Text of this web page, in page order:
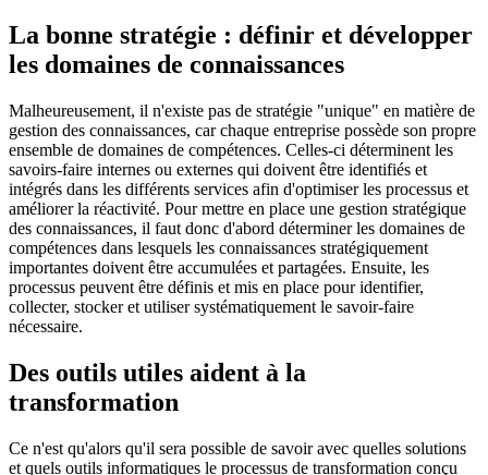
La bonne stratégie : définir et développer
les domaines de connaissances
Malheureusement, il n'existe pas de stratégie "unique" en matière de
gestion des connaissances, car chaque entreprise possède son propre
ensemble de domaines de compétences. Celles-ci déterminent les
savoirs-faire internes ou externes qui doivent être identifiés et
intégrés dans les différents services afin d'optimiser les processus et
améliorer la réactivité. Pour mettre en place une gestion stratégique
des connaissances, il faut donc d'abord déterminer les domaines de
compétences dans lesquels les connaissances stratégiquement
importantes doivent être accumulées et partagées. Ensuite, les
processus peuvent être définis et mis en place pour identifier,
collecter, stocker et utiliser systématiquement le savoir-faire
nécessaire.
Des outils utiles aident à la
transformation
Ce n'est qu'alors qu'il sera possible de savoir avec quelles solutions
et quels outils informatiques le processus de transformation conçu